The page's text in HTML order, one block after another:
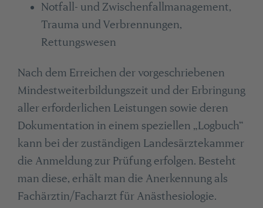
Notfall- und Zwischenfallmanagement,
Trauma und Verbrennungen,
Rettungswesen
Nach dem Erreichen der vorgeschriebenen
Mindestweiterbildungszeit und der Erbringung
aller erforderlichen Leistungen sowie deren
Dokumentation in einem speziellen „Logbuch“
kann bei der zuständigen Landesärztekammer
die Anmeldung zur Prüfung erfolgen. Besteht
man diese, erhält man die Anerkennung als
Fachärztin/Facharzt für Anästhesiologie.